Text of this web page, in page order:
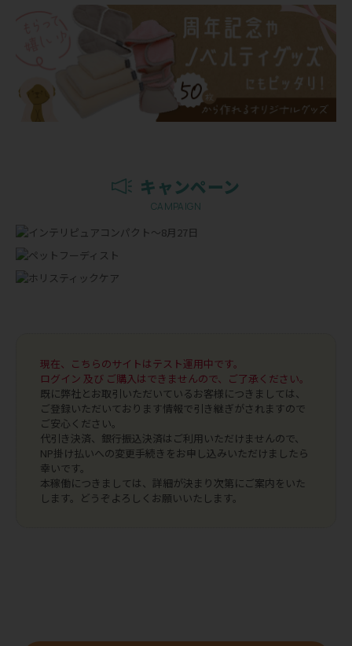
キャンペーン
CAMPAIGN
現在、こちらのサイトはテスト運用中です。
ログイン 及び ご購入はできませんので、ご了承ください。
既に弊社とお取引いただいているお客様につきましては、
ご登録いただいております情報で引き継ぎがされますので
ご安心ください。
代引き決済、銀行振込決済はご利用いただけませんので、
NP掛け払いへの変更手続きをお申し込みいただけましたら
幸いです。
本稼働につきましては、詳細が決まり次第にご案内をいた
します。どうぞよろしくお願いいたします。